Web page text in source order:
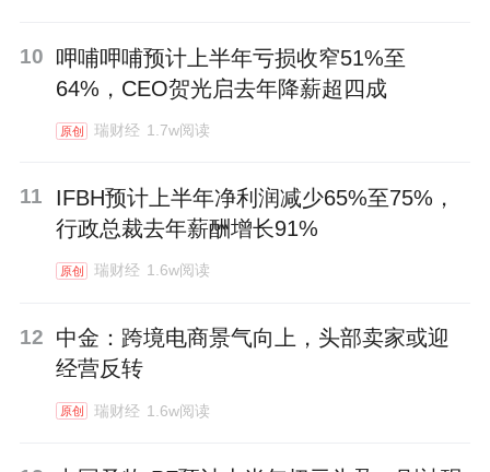
10
呷哺呷哺预计上半年亏损收窄51%至
64%，CEO贺光启去年降薪超四成
原创 瑞财经 1.7w阅读
11
IFBH预计上半年净利润减少65%至75%，
行政总裁去年薪酬增长91%
原创 瑞财经 1.6w阅读
12
中金：跨境电商景气向上，头部卖家或迎
经营反转
原创 瑞财经 1.6w阅读